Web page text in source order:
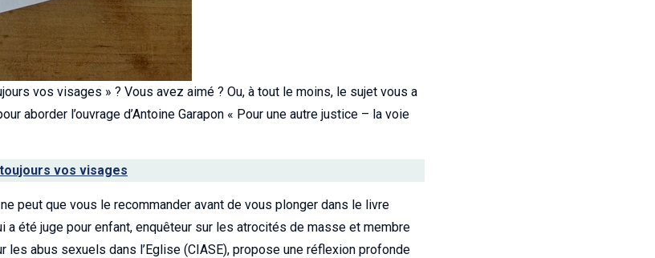
vos visages » ? Vous avez aimé ? Ou, à tout le moins, le sujet vous a
aborder l’ouvrage d’Antoine Garapon « Pour une autre justice – la voie
vos visages
peut que vous le recommander avant de vous plonger dans le livre
a été juge pour enfant, enquêteur sur les atrocités de masse et membre
les abus sexuels dans l’Eglise (CIASE), propose une réflexion profonde